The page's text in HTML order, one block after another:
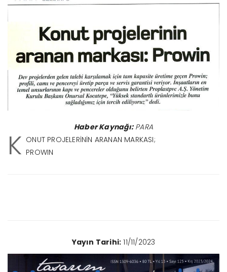
Haber Kaynağı:PARA
K ONUT PROJELERİNİN ARANAN MARKASI;
PROWIN
Yayın Tarihi: 11/11/2023